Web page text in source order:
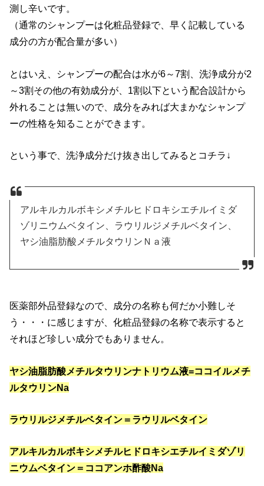
測し辛いです。
（通常のシャンプーは化粧品登録で、早く記載している
成分の方が配合量が多い）
とはいえ、シャンプーの配合は水が6～7割、洗浄成分が2
～3割その他の有効成分が、1割以下という配合設計から
外れることは無いので、成分をみれば大まかなシャンプ
ーの性格を知ることができます。
という事で、洗浄成分だけ抜き出してみるとコチラ↓
アルキルカルボキシメチルヒドロキシエチルイミダ
ゾリニウムベタイン、ラウリルジメチルベタイン、
ヤシ油脂肪酸メチルタウリンＮａ液
医薬部外品登録なので、成分の名称も何だか小難しそ
う・・・に感じますが、化粧品登録の名称で表示すると
それほど珍しい成分でもありません。
ヤシ油脂肪酸メチルタウリンナトリウム液=ココイルメチ
ルタウリンNa
ラウリルジメチルベタイン＝ラウリルベタイン
アルキルカルボキシメチルヒドロキシエチルイミダゾリ
ニウムベタイン＝ココアンホ酢酸Na